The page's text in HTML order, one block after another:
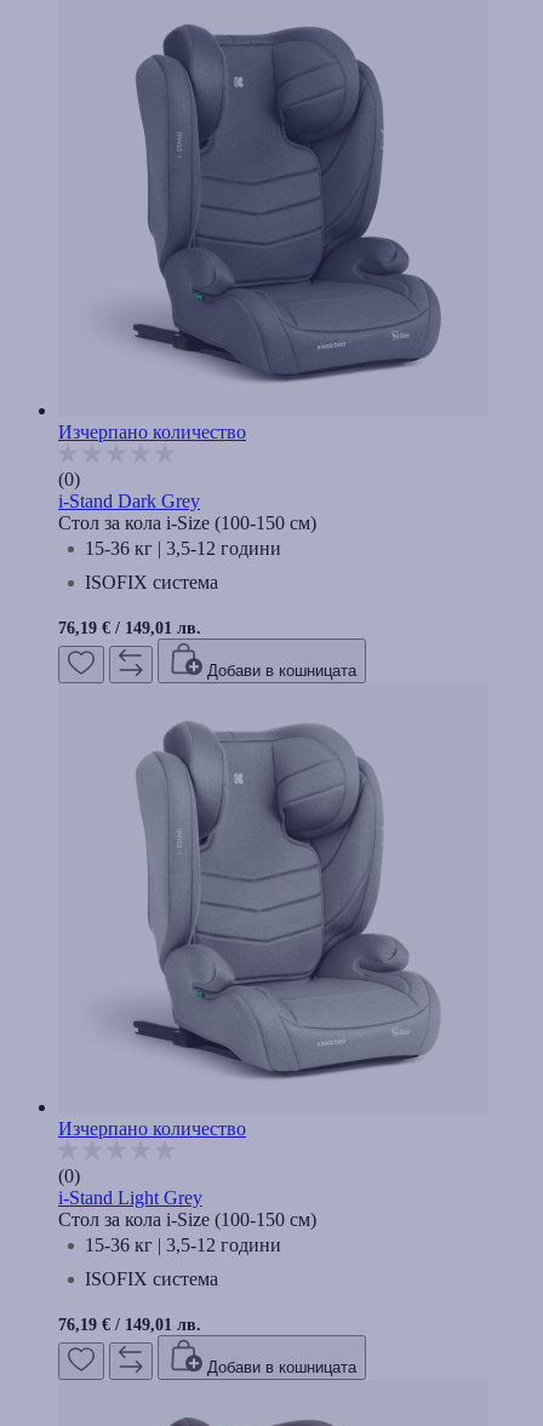
Изчерпано количество
(0)
i-Stand Dark Grey
Стол за кола i-Size (100-150 cм)
15-36 кг | 3,5-12 години
ISOFIX система
76,19 € / 149,01 лв.
Добави в кошницата
Изчерпано количество
(0)
i-Stand Light Grey
Стол за кола i-Size (100-150 cм)
15-36 кг | 3,5-12 години
ISOFIX система
76,19 € / 149,01 лв.
Добави в кошницата